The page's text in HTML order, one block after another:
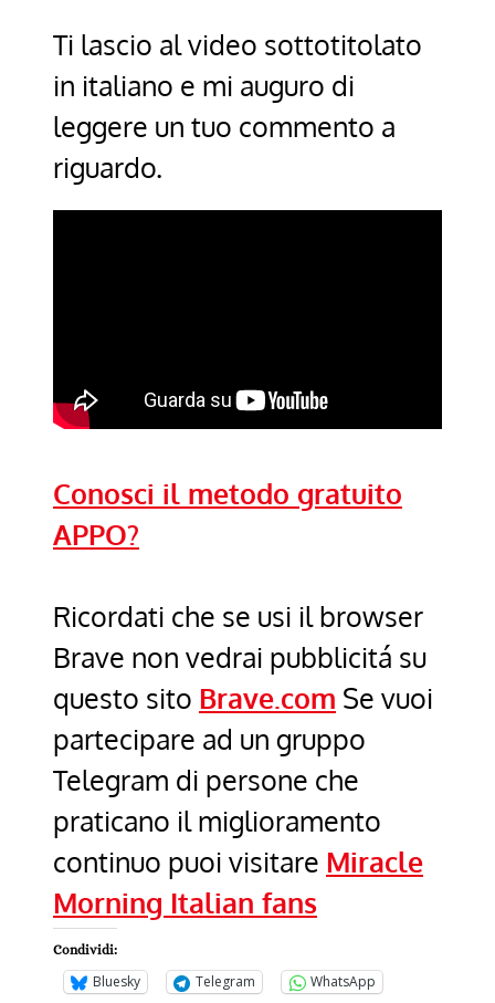
Ti lascio al video sottotitolato
in italiano e mi auguro di
leggere un tuo commento a
riguardo.
Conosci il metodo gratuito
APPO?
Ricordati che se usi il browser
Brave non vedrai pubblicitá su
questo sito Brave.com Se vuoi
partecipare ad un gruppo
Telegram di persone che
praticano il miglioramento
continuo puoi visitare Miracle
Morning Italian fans
Condividi:
Bluesky Telegram WhatsApp